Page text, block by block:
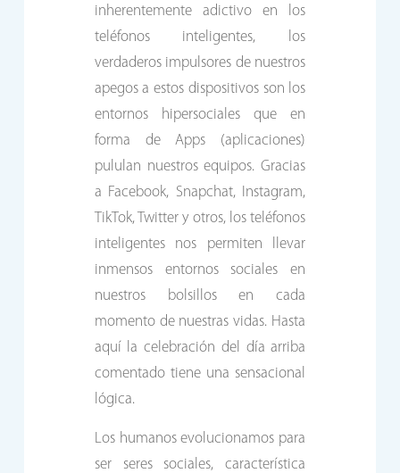
inherentemente adictivo en los
teléfonos inteligentes, los
verdaderos impulsores de nuestros
apegos a estos dispositivos son los
entornos hipersociales que en
forma de Apps (aplicaciones)
pululan nuestros equipos. Gracias
a Facebook, Snapchat, Instagram,
TikTok, Twitter y otros, los teléfonos
inteligentes nos permiten llevar
inmensos entornos sociales en
nuestros bolsillos en cada
momento de nuestras vidas. Hasta
aquí la celebración del día arriba
comentado tiene una sensacional
lógica.
Los humanos evolucionamos para
ser seres sociales, característica